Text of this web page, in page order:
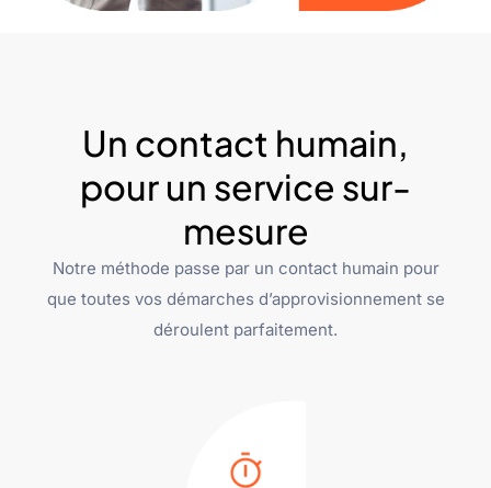
Un contact humain,
pour un service sur-
mesure
Notre méthode passe par un contact humain pour
que toutes vos démarches d’approvisionnement se
déroulent parfaitement.